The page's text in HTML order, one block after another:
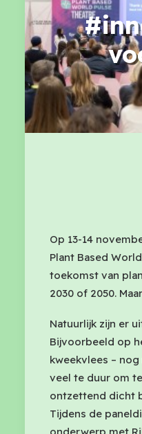
Op 13-14
Plant Based
toekomst van
2030 of 2050.
Natuurlijk zijn er
Bijvoorbeeld op
kweekvlees –
veel te duur om
ontzettend dicht
Tijdens de